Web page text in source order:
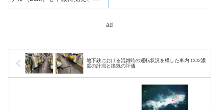
門家の思考様式を模倣しながら
ad
地下鉄における混雑時の運転状況を模した車内 CO2濃
度の計測と換気の評価